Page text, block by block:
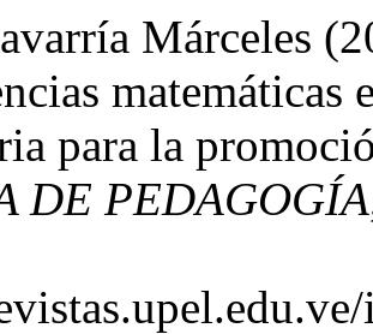
Márceles
matemáticas
para la
DE PEDAGOGÍA